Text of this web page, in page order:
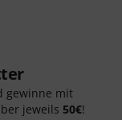
gewinne mit
jeweils 50€!